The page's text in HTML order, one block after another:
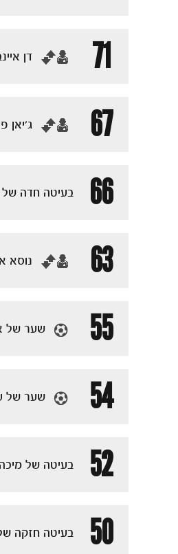
71 ‏דן
67 ‏ג'יאן
66 בעיטה חדה של
63 ‏נוסא
55 שער של
54 שער של
52 בעיטה של
50 בעיטה חזקה